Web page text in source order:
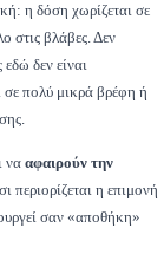
η δόση χωρίζεται σε
στις βλάβες. Δεν
δεν είναι
σε πολύ μικρά βρέφη ή
να αφαιρούν την
περιορίζεται η επιμονή
σαν «αποθήκη»